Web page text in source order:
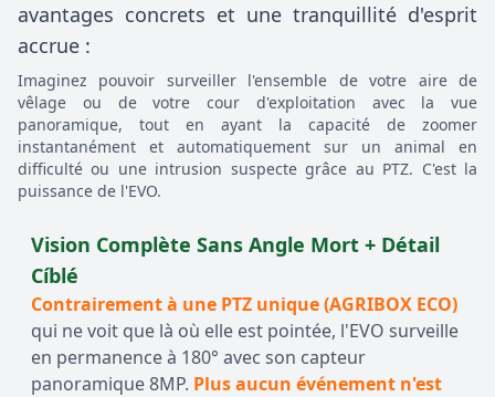
avantages concrets et une tranquillité d'esprit
accrue :
Imaginez pouvoir surveiller l'ensemble de votre aire de
vêlage ou de votre cour d'exploitation avec la vue
panoramique, tout en ayant la capacité de zoomer
instantanément et automatiquement sur un animal en
difficulté ou une intrusion suspecte grâce au PTZ. C'est la
puissance de l'EVO.
Vision Complète Sans Angle Mort + Détail
Cíblé
Contrairement à une PTZ unique (AGRIBOX ECO)
qui ne voit que là où elle est pointée, l'EVO surveille
en permanence à 180° avec son capteur
panoramique 8MP. Plus aucun événement n'est